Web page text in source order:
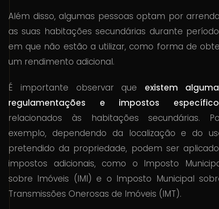
Além disso, algumas pessoas optam por
as suas habitações secundárias durante
em que não estão a utilizar, como forma de
um rendimento adicional.
É importante observar que existem
regulamentações e impostos
relacionados às habitações secundárias.
exemplo, dependendo da localização e do
pretendido da propriedade, podem ser
impostos adicionais, como o Imposto
sobre Imóveis (IMI) e o Imposto Municipal
Transmissões Onerosas de Imóveis (IMT).